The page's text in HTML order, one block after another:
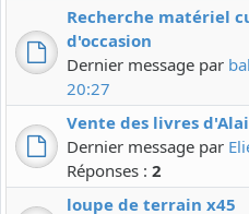
Recherche matériel
d'occasion
Dernier message par
20:27
Vente des livres
Dernier message par
Réponses : 2
loupe de terrain x45